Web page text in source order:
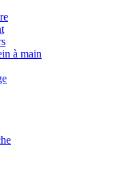
à main